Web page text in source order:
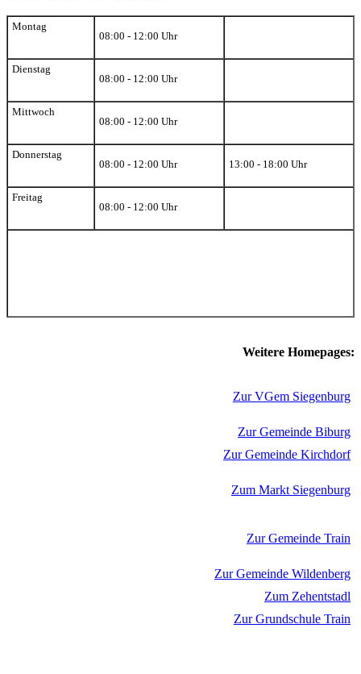
Montag
08:00 - 12:00 Uhr
Dienstag
08:00 - 12:00 Uhr
Mittwoch
08:00 - 12:00 Uhr
Donnerstag
08:00 - 12:00 Uhr
13:00 - 18:00 Uhr
Freitag
08:00 - 12:00 Uhr
Weitere Homepages:
Zur VGem Siegenburg
Zur Gemeinde Biburg
Zur Gemeinde Kirchdorf
Zum Markt Siegenburg
Zur Gemeinde Train
Zur Gemeinde Wildenberg
Zum Zehentstadl
Zur Grundschule Train